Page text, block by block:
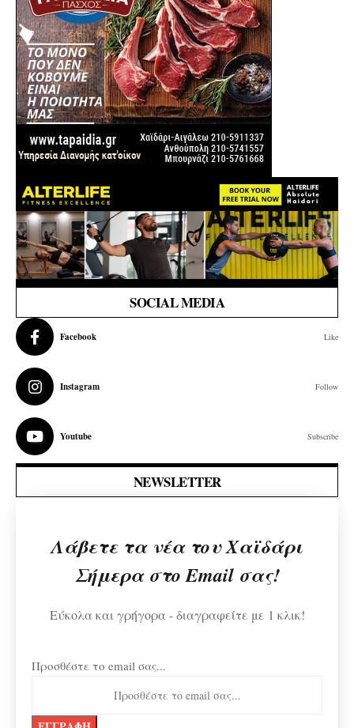
SOCIAL MEDIA
Facebook Like
Instagram Follow
Youtube Subscribe
NEWSLETTER
Λάβετε τα νέα του Χαϊδάρι
Σήμερα στο Email σας!
Εύκολα και γρήγορα - διαγραφείτε με 1 κλικ!
Προσθέστε το email σας...